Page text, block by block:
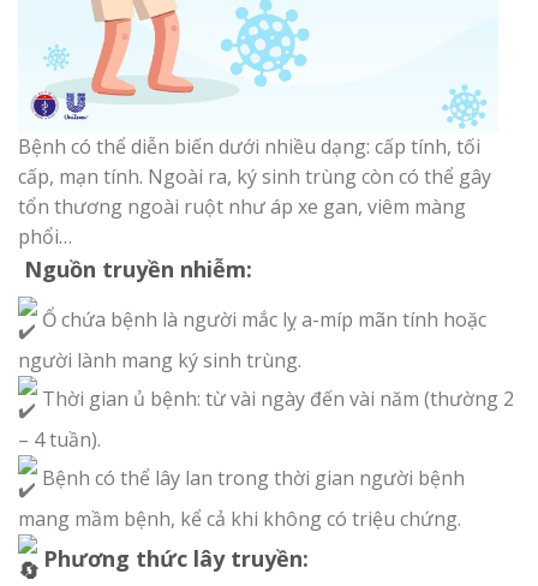
Bệnh có thể diễn biến dưới nhiều dạng: cấp tính, tối
cấp, mạn tính. Ngoài ra, ký sinh trùng còn có thể gây
tổn thương ngoài ruột như áp xe gan, viêm màng
phổi…
Nguồn truyền nhiễm:
Ổ chứa bệnh là người mắc lỵ a-míp mãn tính hoặc
người lành mang ký sinh trùng.
Thời gian ủ bệnh: từ vài ngày đến vài năm (thường 2
– 4 tuần).
Bệnh có thể lây lan trong thời gian người bệnh
mang mầm bệnh, kể cả khi không có triệu chứng.
Phương thức lây truyền: